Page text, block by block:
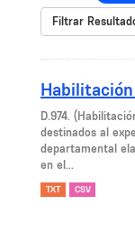
Filtrar
D.974.
destinados al
departamental
en el...
TXT CSV